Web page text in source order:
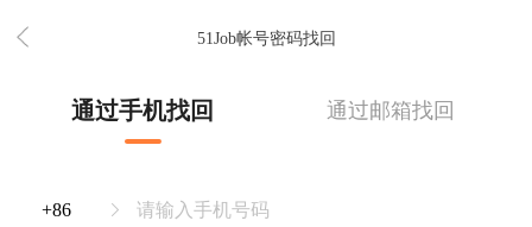
51Job帐号密码找回
通过手机找回 通过邮箱找回